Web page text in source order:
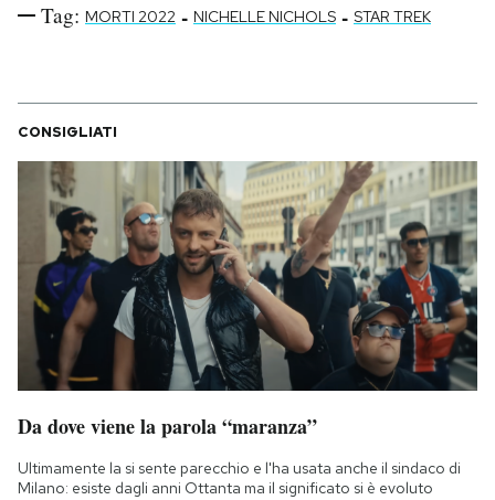
Tag: MORTI 2022 - NICHELLE NICHOLS - STAR TREK
CONSIGLIATI
Da dove viene la parola “maranza”
Ultimamente la si sente parecchio e l'ha usata anche il sindaco di
Milano: esiste dagli anni Ottanta ma il significato si è evoluto